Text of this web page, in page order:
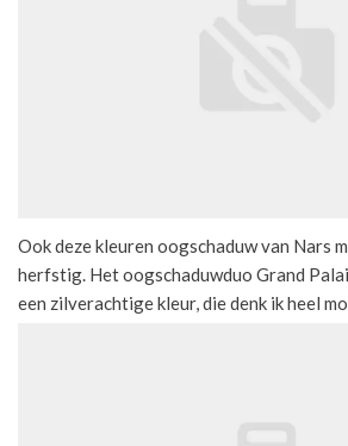
Ook deze kleuren oogschaduw van Nars
herfstig. Het oogschaduwduo Grand
een zilverachtige kleur, die denk ik heel